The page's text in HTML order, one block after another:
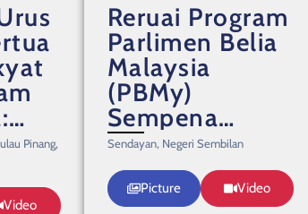
Pinang,
Video
Reruai Program
Parlimen Belia
Malaysia
(PBMy)
Sempena
Sambutan Hari
Belia Negara
Sendayan, Negeri Sembilan
Picture Video